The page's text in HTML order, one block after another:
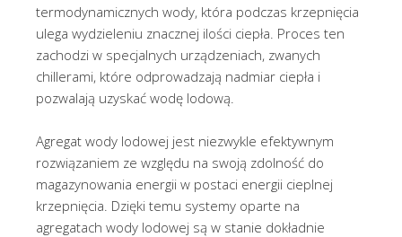
termodynamicznych wody, która podczas krzepnięcia
ulega wydzieleniu znacznej ilości ciepła. Proces ten
zachodzi w specjalnych urządzeniach, zwanych
chillerami, które odprowadzają nadmiar ciepła i
pozwalają uzyskać wodę lodową.
Agregat wody lodowej jest niezwykle efektywnym
rozwiązaniem ze względu na swoją zdolność do
magazynowania energii w postaci energii cieplnej
krzepnięcia. Dzięki temu systemy oparte na
agregatach wody lodowej są w stanie dokładnie